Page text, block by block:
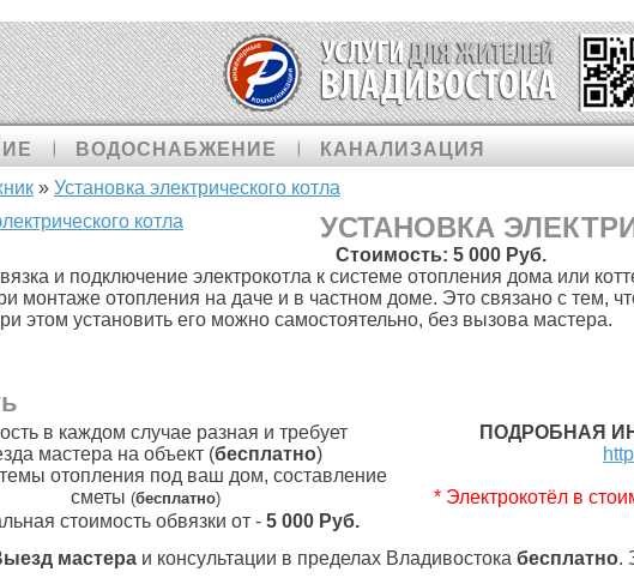
ВОДОСНАБЖЕНИЕ КАНАЛИЗАЦИЯ
» Установка электрического котла
УСТАНОВКА
Стоимость: 5 000 Руб.
и подключение электрокотла к системе отопления дома или
монтаже отопления на даче и в частном доме. Это связано с тем,
этом установить его можно самостоятельно, без вызова мастера.
в каждом случае разная и требует
мастера на объект (бесплатно)
отопления под ваш дом, составление
сметы (бесплатно)
стоимость обвязки от - 5 000 Руб.
ПОДРОБНАЯ
* Электрокотёл в
мастераи консультации в пределах Владивостока бесплатно.